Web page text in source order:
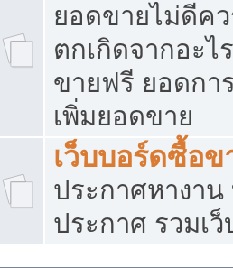
ยอดขายไม่ดีค
ตกเกิดจากอะไ
ขายฟรี ยอดกา
เพิ่มยอดขาย
เว็บบอร์ดซื้อข
ประกาศหางาน
ประกาศ รวมเ